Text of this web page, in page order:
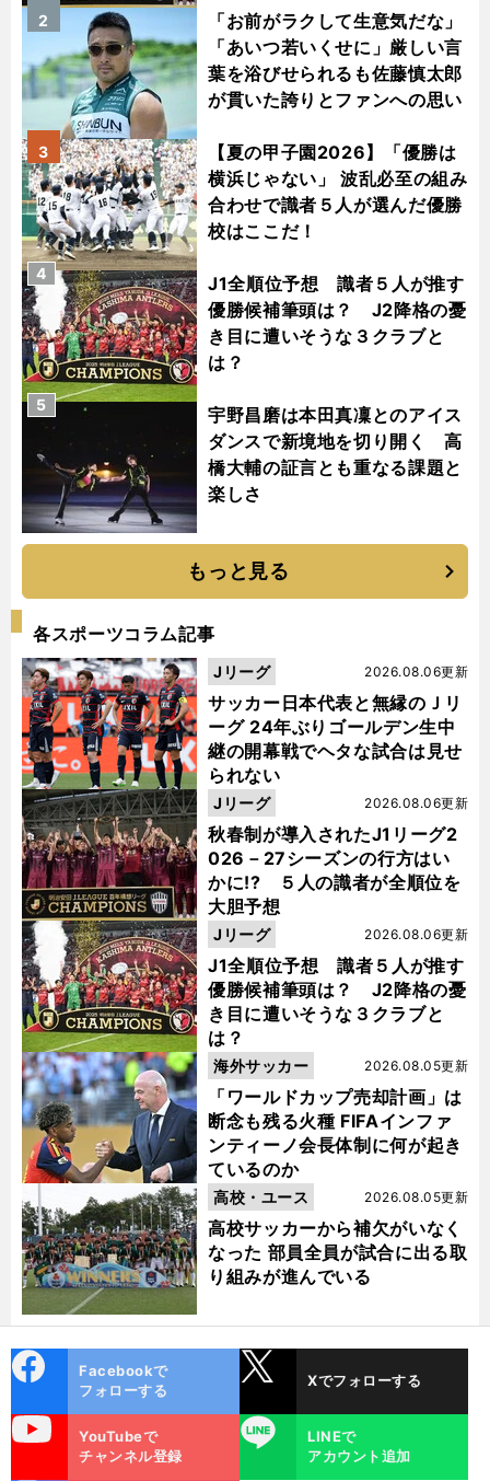
「お前がラクして生意気だな」
「あいつ若いくせに」厳しい言
葉を浴びせられるも佐藤慎太郎
が貫いた誇りとファンへの思い
2
【夏の甲子園2026】「優勝は
横浜じゃない」 波乱必至の組み
合わせで識者５人が選んだ優勝
校はここだ！
3
J1全順位予想 識者５人が推す
優勝候補筆頭は？ J2降格の憂
き目に遭いそうな３クラブと
は？
4
宇野昌磨は本田真凜とのアイス
ダンスで新境地を切り開く 高
橋大輔の証言とも重なる課題と
楽しさ
5
もっと見る
各スポーツコラム記事
サッカー日本代表と無縁のＪリ
ーグ 24年ぶりゴールデン生中
継の開幕戦でヘタな試合は見せ
られない
2026.08.06更新
Jリーグ
秋春制が導入されたJ1リーグ2
026－27シーズンの行方はい
かに!? ５人の識者が全順位を
大胆予想
2026.08.06更新
Jリーグ
J1全順位予想 識者５人が推す
優勝候補筆頭は？ J2降格の憂
き目に遭いそうな３クラブと
は？
2026.08.06更新
Jリーグ
「ワールドカップ売却計画」は
断念も残る火種 FIFAインファ
ンティーノ会長体制に何が起き
ているのか
2026.08.05更新
海外サッカー
高校サッカーから補欠がいなく
なった 部員全員が試合に出る取
り組みが進んでいる
2026.08.05更新
高校・ユース
ok
Facebookで
フォローする
Xでフォローする
YouTubeで
チャンネル登録
LINE
LINEで
アカウント追加